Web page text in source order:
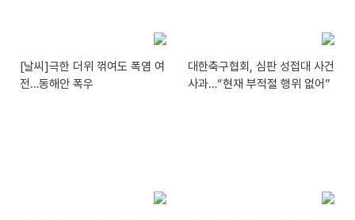
[날씨]극한 더위 꺾여도 폭염 여
전…동해안 폭우
대한축구협회, 심판 성접대 사건
사과…“현재 부적절 행위 없어”